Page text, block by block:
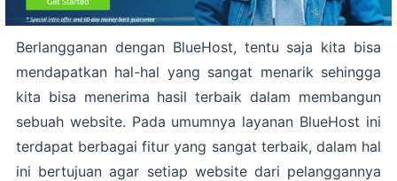
Berlangganan dengan BlueHost, tentu saja kita bisa
mendapatkan hal-hal yang sangat menarik sehingga
kita bisa menerima hasil terbaik dalam membangun
sebuah website. Pada umumnya layanan BlueHost ini
terdapat berbagai fitur yang sangat terbaik, dalam hal
ini bertujuan agar setiap website dari pelanggannya